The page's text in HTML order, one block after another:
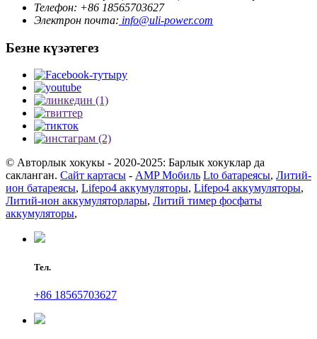
Телефон: +86 18565703627
Электрон почта: info@uli-power.com
Безне күзәтегез
© Авторлык хокукы - 2020-2025: Барлык хокуклар да
сакланган. Сайт картасы - AMP Мобиль Lto батареясы, Литий-
ион батареясы, Lifepo4 аккумуляторы, Lifepo4 аккумуляторы,
Литий-ион аккумуляторлары, Литий тимер фосфаты
аккумуляторы,
Тел.
+86 18565703627